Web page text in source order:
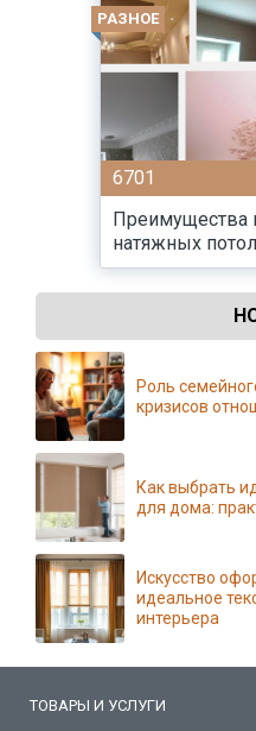
РАЗНОЕ
6701
Преимущества
натяжных
Роль
кризисов
Как выбрать
для дома:
Искусство
идеальное
интерьера
ТОВАРЫ И УСЛУГИ